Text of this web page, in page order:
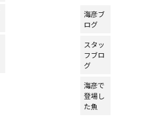
海彦ブ
ログ
スタッ
フブロ
グ
海彦で
登場し
た魚